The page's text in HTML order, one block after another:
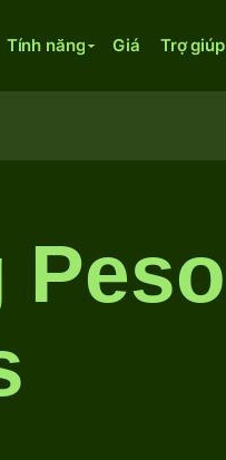
Tính năng Giá Trợ giúp
Peso